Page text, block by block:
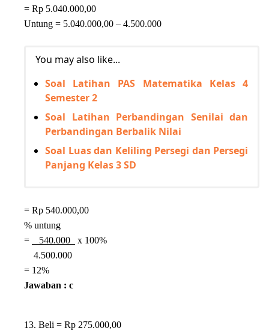
= Rp 5.040.000,00
Untung = 5.040.000,00 – 4.500.000
You may also like...
Soal Latihan PAS Matematika Kelas 4
Semester 2
Soal Latihan Perbandingan Senilai dan
Perbandingan Berbalik Nilai
Soal Luas dan Keliling Persegi dan Persegi
Panjang Kelas 3 SD
= Rp 540.000,00
% untung
=
540.000
x 100%
4.500.000
= 12%
Jawaban : c
13. Beli = Rp 275.000,00